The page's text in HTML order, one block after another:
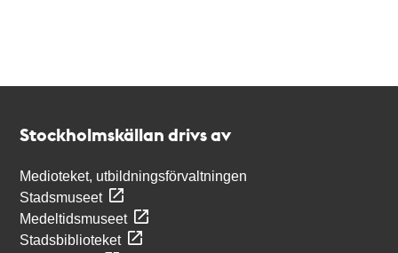
Stockholmskällan drivs av
Medioteket, utbildningsförvaltningen
Stadsmuseet
Medeltidsmuseet
Stadsbiblioteket